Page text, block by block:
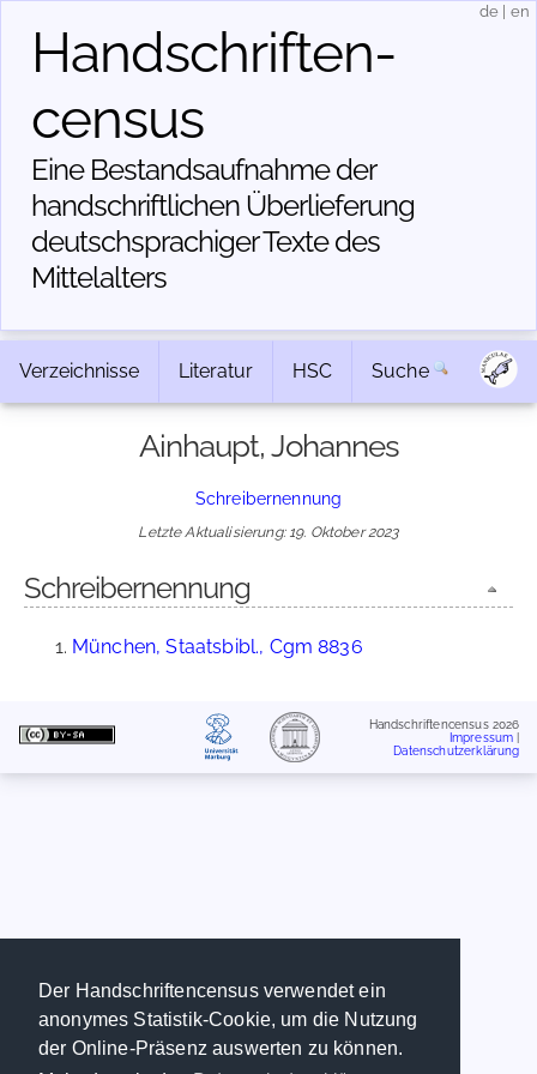
Der Handschriftencensus verwendet ein
anonymes Statistik-Cookie, um die Nutzung
der Online-Präsenz auswerten zu können.
Handschriften­
census
Eine Bestandsaufnahme der
handschriftlichen Über­lieferung
deutschsprachiger Texte des
Mittelalters
de en
Verzeichnisse Literatur HSC Suche
Ainhaupt, Johannes
Schreibernennung
Letzte Aktualisierung: 19. Oktober 2023
Schreibernennung
München, Staatsbibl., Cgm 8836
Handschriftencensus 2026
Impressum
Datenschutzerklärung